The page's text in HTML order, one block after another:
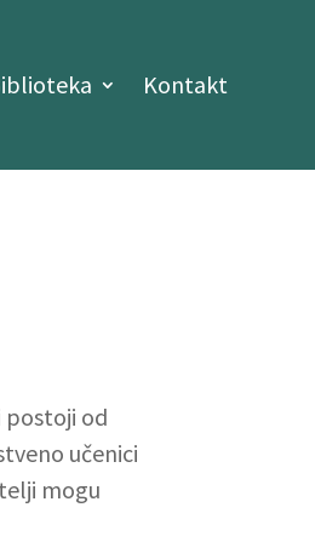
Kontakt
postoji od
učenici
mogu